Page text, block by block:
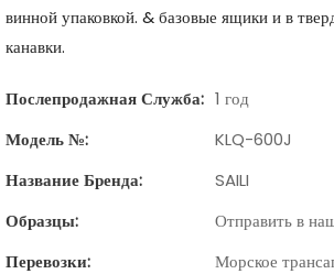
винной упаковкой. & базовые ящики и в
канавки.
Послепродажная Служба: 1 год
Модель №:
KLQ-600J
Название Бренда:
SAILI
Образцы:
Отправить в
Перевозки:
Морское